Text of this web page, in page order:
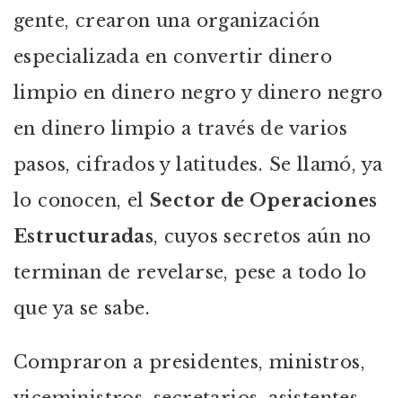
gente, crearon una organización
especializada en convertir dinero
limpio en dinero negro y dinero negro
en dinero limpio a través de varios
pasos, cifrados y latitudes. Se llamó, ya
lo conocen, el Sector de Operaciones
Estructuradas, cuyos secretos aún no
terminan de revelarse, pese a todo lo
que ya se sabe.
Compraron a presidentes, ministros,